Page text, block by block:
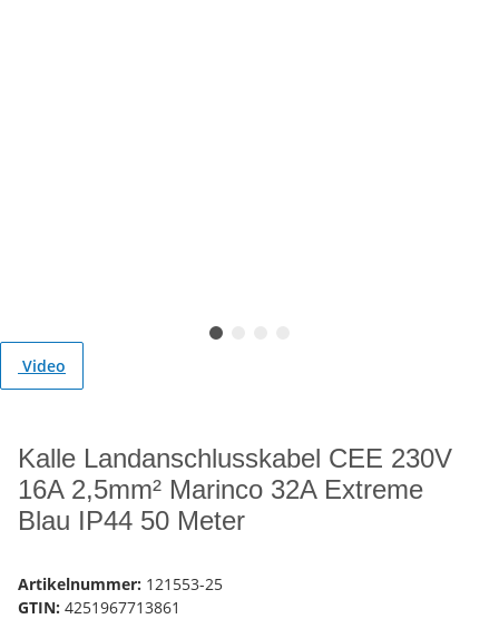
Video
Kalle Landanschlusskabel CEE 230V
16A 2,5mm² Marinco 32A Extreme
Blau IP44 50 Meter
Artikelnummer: 121553-25
GTIN: 4251967713861